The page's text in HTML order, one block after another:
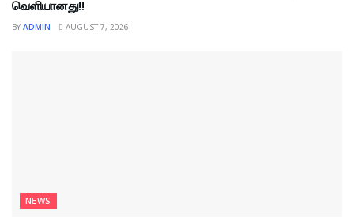
வெளியானது!!
BY ADMIN AUGUST 7, 2026
NEWS